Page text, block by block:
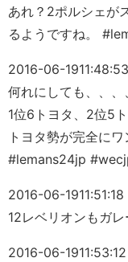
あれ？2ポルシェが
るようですね。
2016-06-1911:48:53
何れにしても、、、
1位6トヨタ、2位5ト
トヨタ勢が完全に
#lemans24jp
2016-06-1911:51:18
12レベリオンもガ
2016-06-1911:53:12